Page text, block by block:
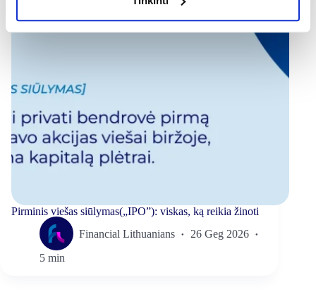
Pirminis viešas siūlymas(„IPO”): viskas, ką reikia žinoti
Financial Lithuanians
26 Geg 2026
5 min